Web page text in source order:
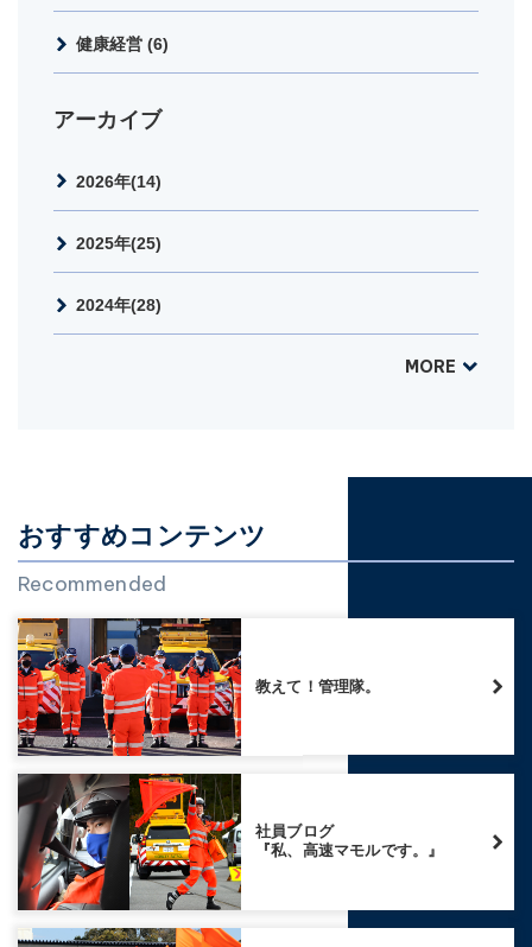
健康経営 (6)
アーカイブ
2026年(14)
2025年(25)
2024年(28)
MORE
おすすめコンテンツ
Recommended
教えて！管理隊。
社員ブログ
『私、高速マモルです。』